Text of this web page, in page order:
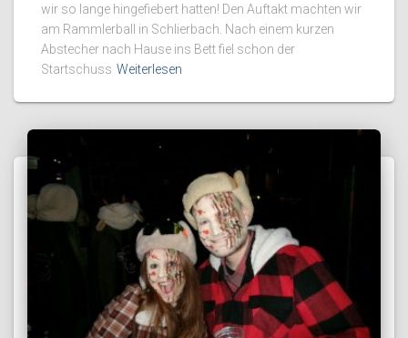
wir so lange hingefiebert hatten! Den Auftakt machten wir
am Rammlerball in Schlierbach. Nach einem kurzen
Abstecher nach Hause ins Bett fiel schon der
Startschuss Weiterlesen